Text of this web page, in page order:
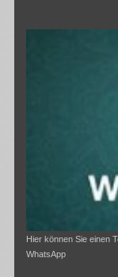
Hier können Sie einen
WhatsApp